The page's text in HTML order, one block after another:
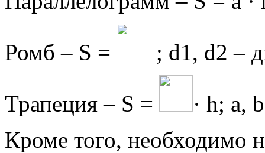
Ромб – S = ; d1, d2 –
Трапеция – S =
· h; а,
Кроме того, необходимо